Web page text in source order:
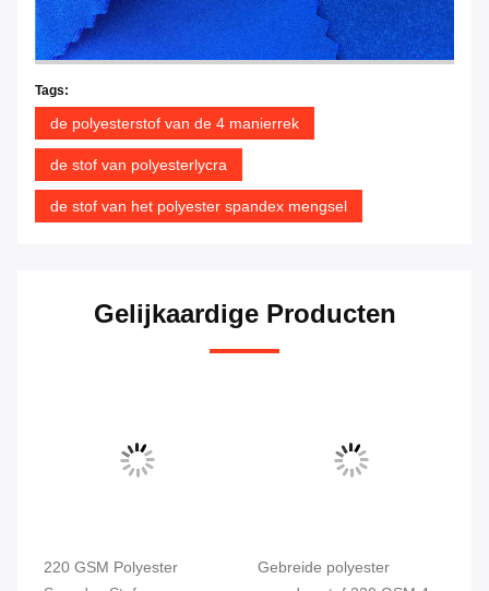
Tags:
de polyesterstof van de 4 manierrek
de stof van polyesterlycra
de stof van het polyester spandex mengsel
Gelijkaardige Producten
220 GSM Polyester
Gebreide polyester